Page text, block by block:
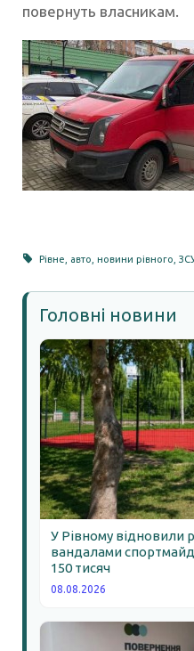
повернуть власникам.
Рівне авто ,новини рівного ,
Головні новини
У Рівному відновили
вандалами
150 тисяч
08.08.2026